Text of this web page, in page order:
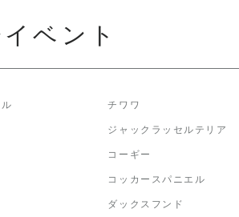
ベント
チワワ
ジャックラッセルテリア
コーギー
コッカースパニエル
ダックスフンド